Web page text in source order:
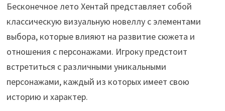
Бесконечное лето Хентай представляет собой
классическую визуальную новеллу с элементами
выбора, которые влияют на развитие сюжета и
отношения с персонажами. Игроку предстоит
встретиться с различными уникальными
персонажами, каждый из которых имеет свою
историю и характер.